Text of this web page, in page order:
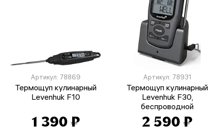
Артикул: 78869
Термощуп кулинарный
Levenhuk F10
1 390 ₽
Артикул: 78931
Термощуп кулинарный
Levenhuk F30,
беспроводной
2 590 ₽